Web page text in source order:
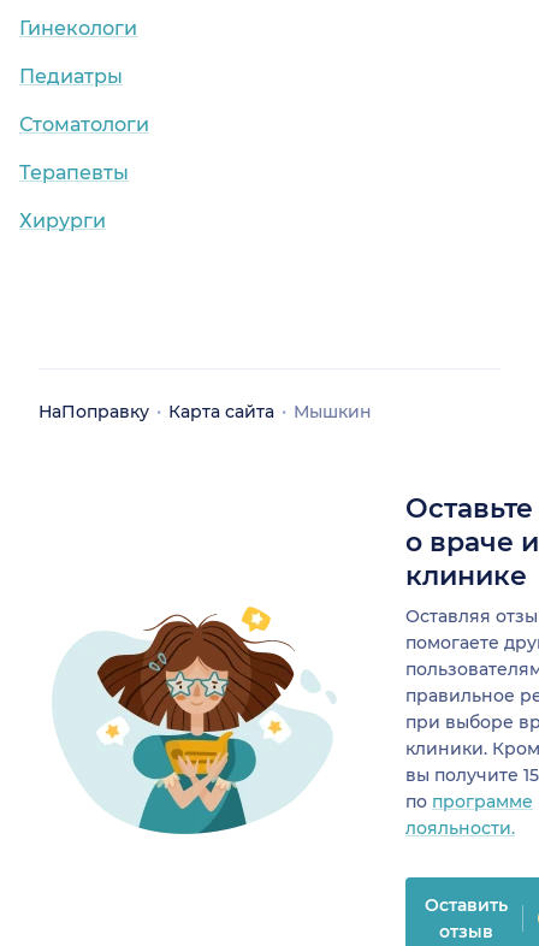
Гинекологи
Педиатры
Стоматологи
Терапевты
Хирурги
НаПоправку Карта сайта Мышкин
о враче
клинике
Оставляя
помогаете
правильное
при выборе
клиники.
вы получите
по программе
лояльности.
Оставить
отзыв